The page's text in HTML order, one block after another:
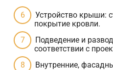
Устройство крыши:
покрытие кровли.
Подведение и
соответствии с
Внутренние,